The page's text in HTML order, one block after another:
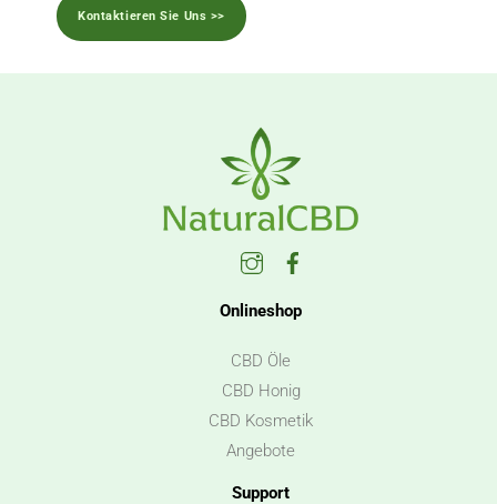
Kontaktieren Sie Uns >>
Instagram
Onlineshop
CBD Öle
CBD Honig
CBD Kosmetik
Angebote
Support